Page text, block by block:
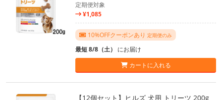
定期便対象
¥1,085
10%OFFクーポンあり 定期便のみ
最短 8/8（土） にお届け
カートに入れる
【12個セット】ヒルズ 犬用 トリーツ 200g